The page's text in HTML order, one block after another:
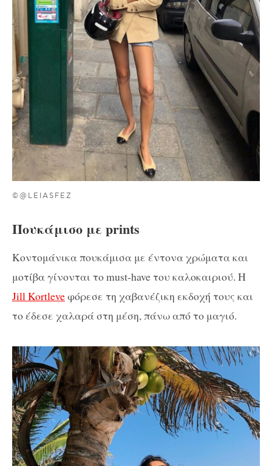
©@LEIASFEZ
Πουκάμισο με prints
Κοντομάνικα πουκάμισα με έντονα χρώματα και
μοτίβα γίνονται το must-have του καλοκαιριού. Η
Jill Kortleveφόρεσε τη χαβανέζικη εκδοχή τους και
το έδεσε χαλαρά στη μέση, πάνω από το μαγιό.